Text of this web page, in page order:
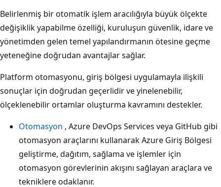
Belirlenmiş bir otomatik işlem aracılığıyla büyük ölçekte
değişiklik yapabilme özelliği, kuruluşun güvenlik, idare ve
yönetimden gelen temel yapılandırmanın ötesine geçme
yeteneğine doğrudan avantajlar sağlar.
Platform otomasyonu, giriş bölgesi uygulamayla ilişkili
sonuçlar için doğrudan geçerlidir ve yinelenebilir,
ölçeklenebilir ortamlar oluşturma kavramını destekler.
Otomasyon , Azure DevOps Services veya GitHub gibi
otomasyon araçlarını kullanarak Azure Giriş Bölgesi
geliştirme, dağıtım, sağlama ve işlemler için
otomasyon görevlerinin akışını sağlayan araçlara ve
tekniklere odaklanır.